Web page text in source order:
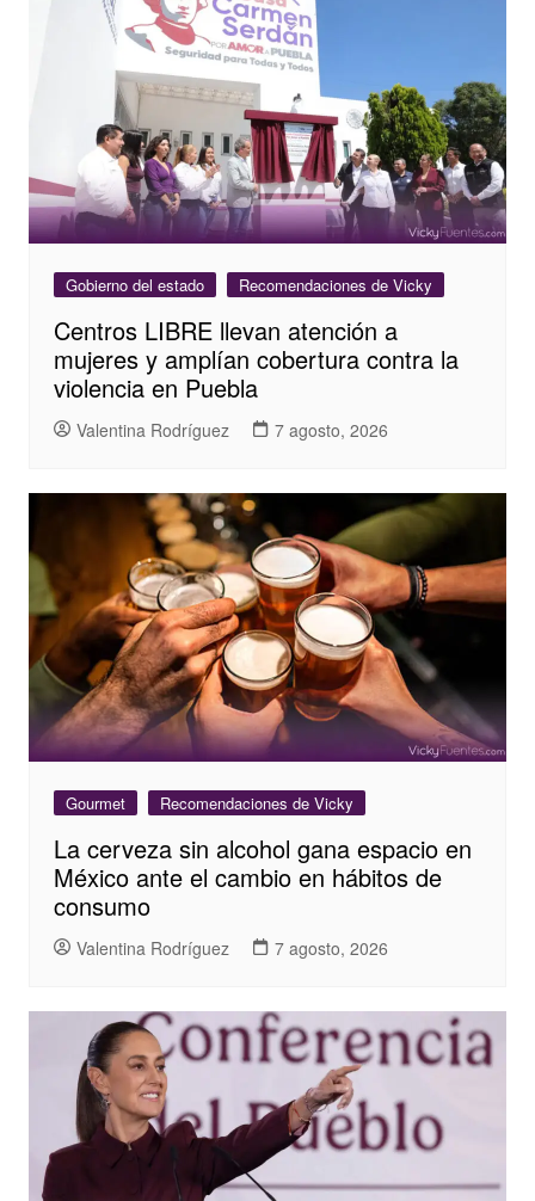
Gobierno del estado Recomendaciones de Vicky
Centros LIBRE llevan atención a
mujeres y amplían cobertura contra la
violencia en Puebla
Valentina Rodríguez 7 agosto, 2026
Gourmet Recomendaciones de Vicky
La cerveza sin alcohol gana espacio en
México ante el cambio en hábitos de
consumo
Valentina Rodríguez 7 agosto, 2026